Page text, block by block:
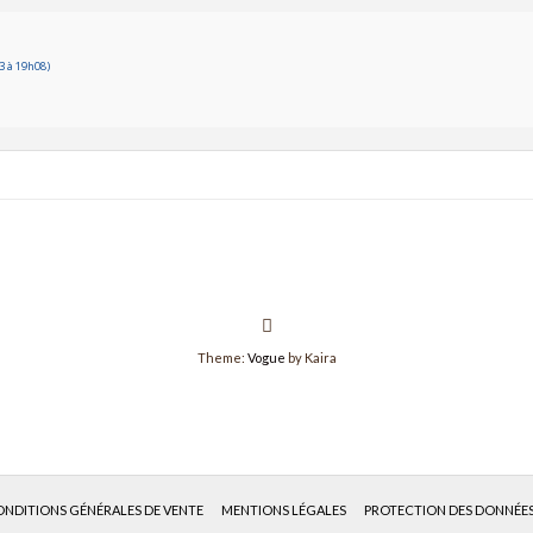
à 19h08)
Theme: Vogue by Kaira
GÉNÉRALES DE VENTE MENTIONS LÉGALES PROTECTION DES